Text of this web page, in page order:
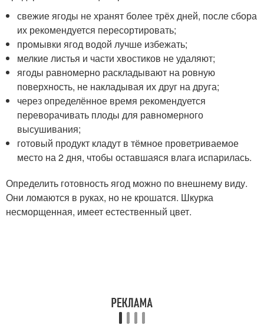
свежие ягоды не хранят более трёх дней, после сбора
их рекомендуется пересортировать;
промывки ягод водой лучше избежать;
мелкие листья и части хвостиков не удаляют;
ягоды равномерно раскладывают на ровную
поверхность, не накладывая их друг на друга;
через определённое время рекомендуется
переворачивать плоды для равномерного
высушивания;
готовый продукт кладут в тёмное проветриваемое
место на 2 дня, чтобы оставшаяся влага испарилась.
Определить готовность ягод можно по внешнему виду.
Они ломаются в руках, но не крошатся. Шкурка
несморщенная, имеет естественный цвет.